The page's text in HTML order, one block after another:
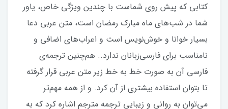
کتابی که پیش روی شماست با چندین ویژگی خاص، یاور
شما در شب‌های ماه مبارک رمضان است، متن عربی دعا
بسیار خوانا و خوش‌نویس است و اعراب‌‌های اضافی و
نامناسب برای فارسی‌زبانان ندارد.. هم‌چنین ترجمه‌ی
فارسی آن به صورت خط به خط زیر متن عربی قرار گرفته
تا بتوان استفاده بیشتری از آن کرد. و از همه مهم‌تر
می‌توان به روانی و زیبایی ترجمه مترجم اشاره کرد که به